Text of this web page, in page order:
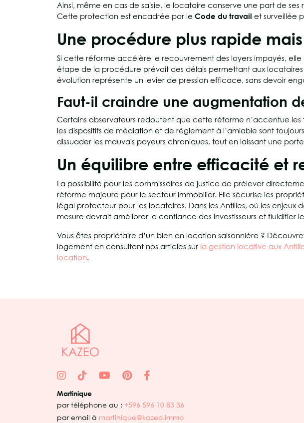
Ainsi, même en cas de saisie, le locataire conserve une part de ses
Cette protection est encadrée par le Code du travail et surveillée
Une procédure plus rapide
Si cette réforme accélère le recouvrement des loyers impayés, elle
étape de la procédure prévoit des délais permettant aux
évolution représente un levier de pression efficace, sans devoir
Faut-il craindre une augmentation
Certains observateurs redoutent que cette réforme n’accentue les
les dispositifs de médiation et de règlement à l’amiable sont
dissuader les mauvais payeurs chroniques, tout en laissant une
Un équilibre entre efficacité et
La possibilité pour les commissaires de justice de prélever
réforme majeure pour le secteur immobilier. Elle sécurise les
légal protecteur pour les locataires. Dans les Antilles, où les enjeux
mesure devrait améliorer la confiance des investisseurs et fluidifier
Vous êtes propriétaire d’un bien en location saisonnière ?
logement en consultant nos articles sur la gestion locative aux
location.
Martinique
par téléphone au : +596 596 10 83 36
par email à martinique@kazeo.immo